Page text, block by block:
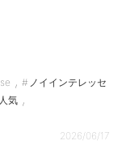
, ノイインテレッセ
人気 ,
2026/06/17